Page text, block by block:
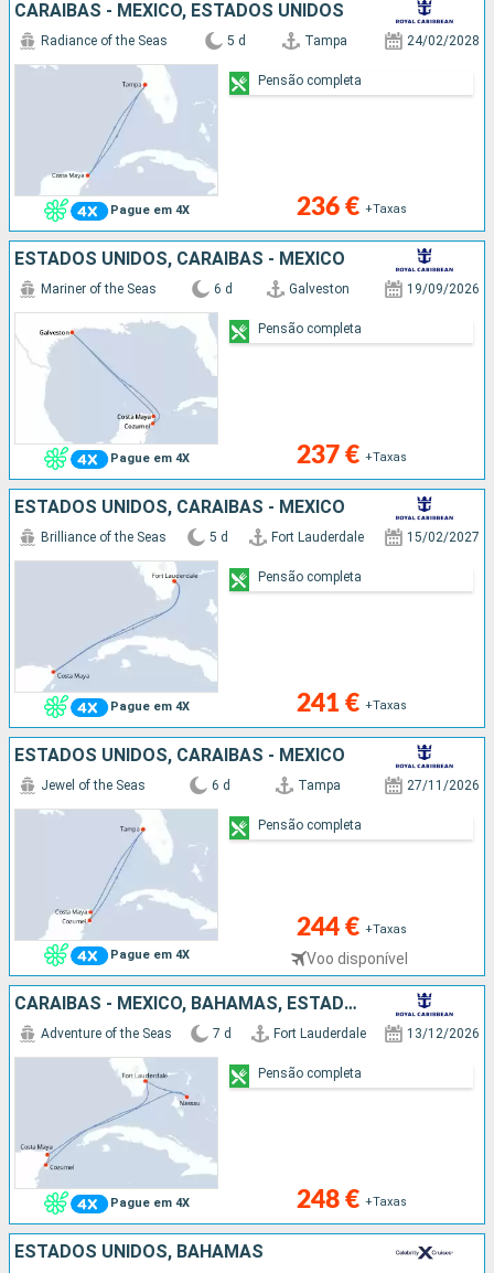
CARAIBAS - MEXICO, ESTADOS UNIDOS
Pague em 4X
Radiance of the Seas 5 d Tampa 24/02/2028
236 € +Taxas
Pensão completa
ESTADOS UNIDOS, CARAIBAS - MEXICO
Pague em 4X
Mariner of the Seas 6 d Galveston 19/09/2026
237 € +Taxas
Pensão completa
ESTADOS UNIDOS, CARAIBAS - MEXICO
Pague em 4X
Brilliance of the Seas 5 d Fort Lauderdale 15/02/2027
241 € +Taxas
Pensão completa
ESTADOS UNIDOS, CARAIBAS - MEXICO
Pague em 4X
Jewel of the Seas 6 d Tampa 27/11/2026
244 € +Taxas
Voo disponível
Pensão completa
CARAIBAS - MEXICO, BAHAMAS, ESTADOS UNIDOS
Pague em 4X
Adventure of the Seas 7 d Fort Lauderdale 13/12/2026
248 € +Taxas
Pensão completa
ESTADOS UNIDOS, BAHAMAS